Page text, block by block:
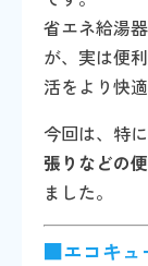
省エネ給湯
が、実は便
活をより快
今回は、特
張りなどの
ました。
■エコキュ